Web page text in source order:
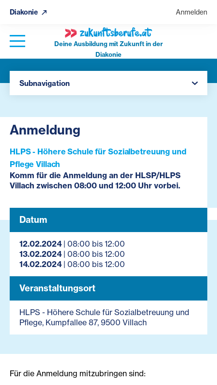
Diakonie Anmelden
Deine Ausbildung mit Zukunft in der
Diakonie
Alle Zukunftsberufe Veranstaltungen
Subnavigation
Anmeldung
HLPS - Höhere Schule für Sozialbetreuung und
Pflege Villach
Komm für die Anmeldung an der HLSP/HLPS
Villach zwischen 08:00 und 12:00 Uhr vorbei.
Datum
12.02.2024| 08:00 bis 12:00
13.02.2024| 08:00 bis 12:00
14.02.2024| 08:00 bis 12:00
Veranstaltungsort
HLPS - Höhere Schule für Sozialbetreuung und
Pflege, Kumpfallee 87, 9500 Villach
Für die Anmeldung mitzubringen sind: